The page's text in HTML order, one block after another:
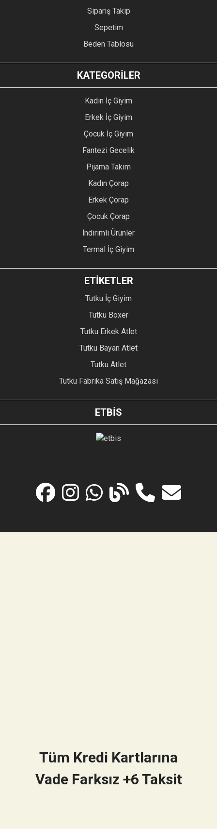
Sipariş Takip
Sepetim
Beden Tablosu
KATEGORİLER
Kadın İç Giyim
Erkek İç Giyim
Çocuk İç Giyim
Fantezi Gecelik
Pijama Takım
Kadın Çorap
Erkek Çorap
Çocuk Çorap
İndirimli Ürünler
Termal İç Giyim
ETİKETLER
Tutku İç Giyim
Tutku Boxer
Tutku Erkek Atlet
Tutku Bayan Atlet
Tutku Atlet
Tutku Fabrika Satış Mağazası
ETBİS
Tüm Kredi Kartlarına
Vade Farksız +6 Taksit